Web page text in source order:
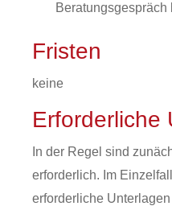
Fristen
keine
Erforderliche
In der Regel sind
erforderlich. Im
erforderliche